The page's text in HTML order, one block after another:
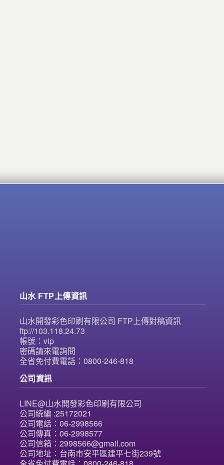
山水 FTP上傳資訊
山水開發彩色印刷有限公司 FTP上傳對稿資訊
ftp://103.118.24.73
帳號：vip
密碼請來電詢問
全省免付費電話：0800-246-818
公司資訊
LINE@山水開發彩色印刷有限公司
公司統編 :25172021
公司電話：06-2998566
公司傳真：06-2998577
公司信箱：2998566@gmail.com
公司地址：台南市安平區建平七街239號